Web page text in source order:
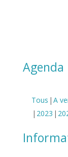
Agenda
Tous A
2023